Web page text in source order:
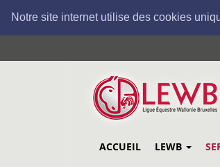
Notre site internet utilise des cookies
au
ACCUEIL LEWB